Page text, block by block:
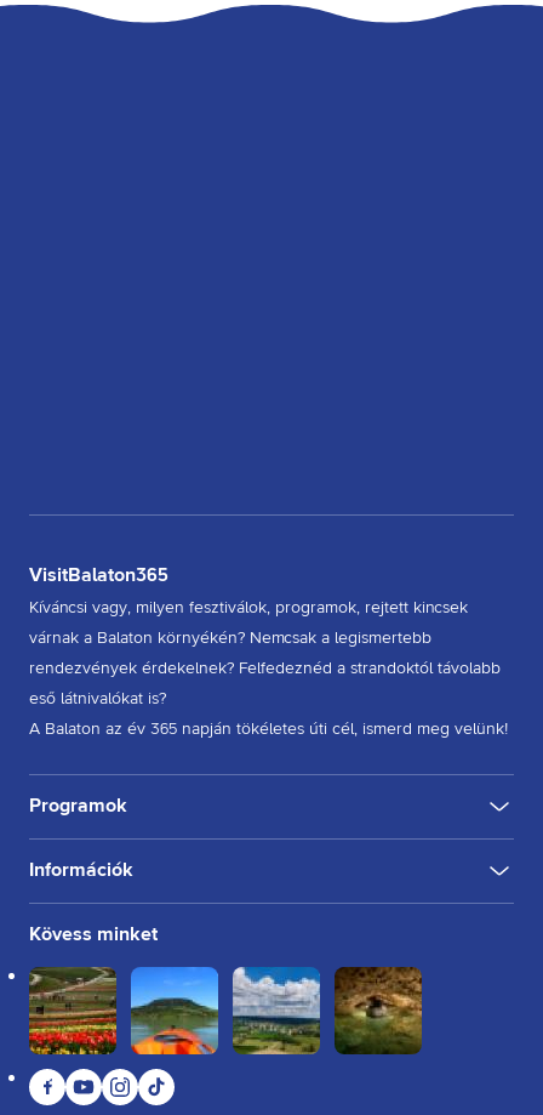
VisitBalaton365
Kíváncsi vagy, milyen fesztiválok, programok, rejtett kincsek
várnak a Balaton környékén? Nemcsak a legismertebb
rendezvények érdekelnek? Felfedeznéd a strandoktól távolabb
eső látnivalókat is?
A Balaton az év 365 napján tökéletes úti cél, ismerd meg velünk!
Programok
KULTÚRA FESZTIVÁL
TÚRA, SÉTA
KERÉKPÁROZÁS
Információk
Rólunk
Kapcsolat
Partnereink
Felhasználási feltételek
Adatkezelési tájékoztató
Sütikezelési tájékoztató
Kövess minket
Facebook
YouTubeInstagram
TikTok